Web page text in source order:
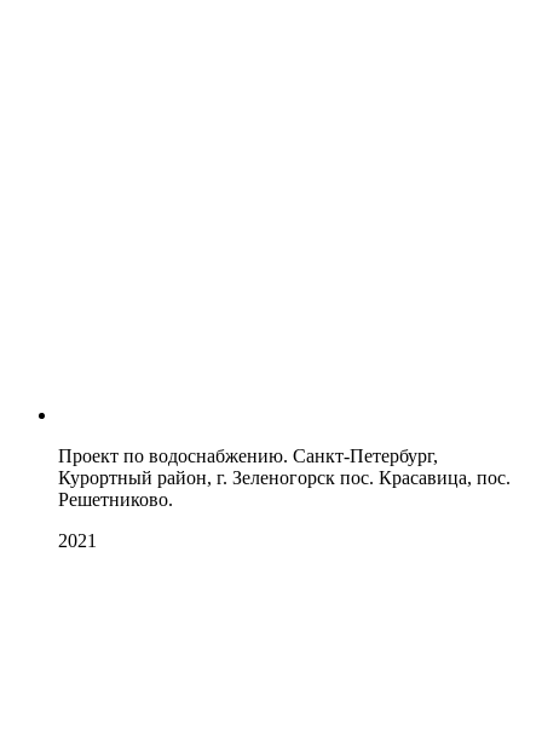
Проект по водоснабжению. Санкт-Петербург,
Курортный район, г. Зеленогорск пос. Красавица, пос.
Решетниково.
2021